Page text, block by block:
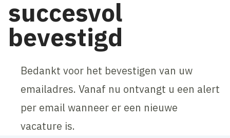
succesvol
bevestigd
Bedankt voor het bevestigen van uw
emailadres. Vanaf nu ontvangt u een alert
per email wanneer er een nieuwe
vacature is.